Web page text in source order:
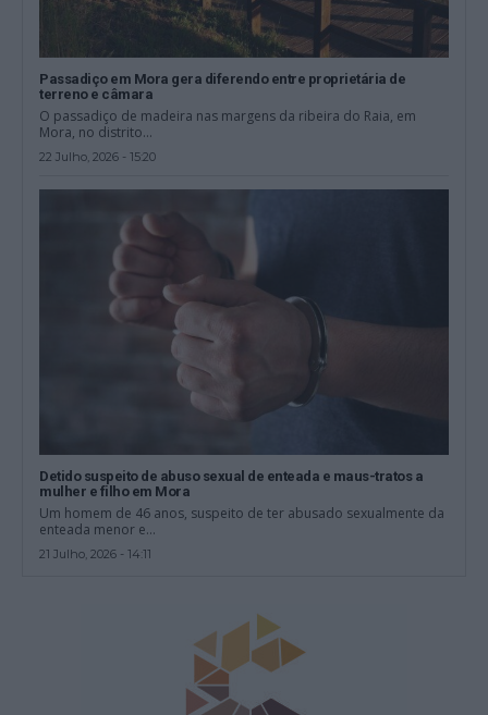
Passadiço em Mora gera diferendo entre proprietária de
terreno e câmara
O passadiço de madeira nas margens da ribeira do Raia, em
Mora, no distrito...
22 Julho, 2026 - 15:20
Detido suspeito de abuso sexual de enteada e maus-tratos a
mulher e filho em Mora
Um homem de 46 anos, suspeito de ter abusado sexualmente da
enteada menor e...
21 Julho, 2026 - 14:11